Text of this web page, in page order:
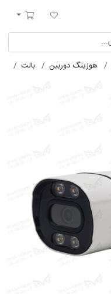
لیست مورد علاقه
سبد خرید
هوزینگ دوربین بالت